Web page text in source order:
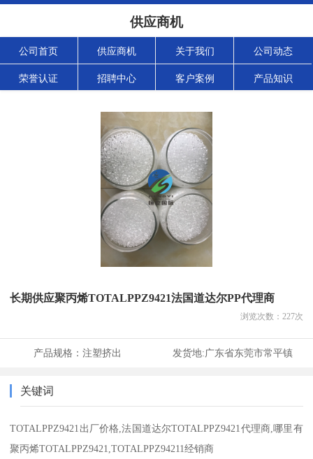
供应商机
公司首页 供应商机 关于我们 公司动态
荣誉认证 招聘中心 客户案例 产品知识
长期供应聚丙烯TOTALPPZ9421法国道达尔PP代理商
浏览次数： 227次
产品规格： 注塑挤出 发货地:广东省东莞市常平镇
关键词
TOTALPPZ9421出厂价格,法国道达尔TOTALPPZ9421代理商,哪里有
聚丙烯TOTALPPZ9421,TOTALPPZ94211经销商